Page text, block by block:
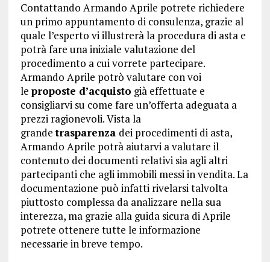
Contattando Armando Aprile potrete richiedere
un primo appuntamento di consulenza, grazie al
quale l’esperto vi illustrerà la procedura di asta e
potrà fare una iniziale valutazione del
procedimento a cui vorrete partecipare.
Armando Aprile potrò valutare con voi
le proposte d’acquisto già effettuate e
consigliarvi su come fare un’offerta adeguata a
prezzi ragionevoli. Vista la
grandetrasparenza dei procedimenti di asta,
Armando Aprile potrà aiutarvi a valutare il
contenuto dei documenti relativi sia agli altri
partecipanti che agli immobili messi in vendita. La
documentazione può infatti rivelarsi talvolta
piuttosto complessa da analizzare nella sua
interezza, ma grazie alla guida sicura di Aprile
potrete ottenere tutte le informazione
necessarie in breve tempo.